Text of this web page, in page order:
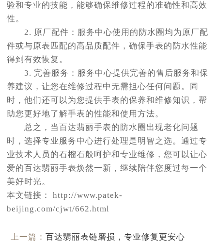
验和专业的技能，能够确保维修过程的准确性和高效
性。
2. 原厂配件：服务中心使用的防水圈均为原厂配
件或与原表匹配的高品质配件，确保手表的防水性能
得到有效恢复。
3. 完善服务：服务中心提供完善的售后服务和保
养建议，让您在维修过程中无需担心任何问题。同
时，他们还可以为您提供手表的保养和维修知识，帮
助您更好地了解手表的性能和使用方法。
总之，当百达翡丽手表的防水圈出现老化问题
时，选择专业服务中心进行处理是明智之选。通过专
业技术人员的石榴石般呵护和专业维修，您可以让心
爱的百达翡丽手表焕然一新，继续陪伴您度过每一个
美好时光。
本文链接： http://www.patek-
beijing.com/cjwt/662.html
上一篇：百达翡丽表链磨损，专业修复更安心